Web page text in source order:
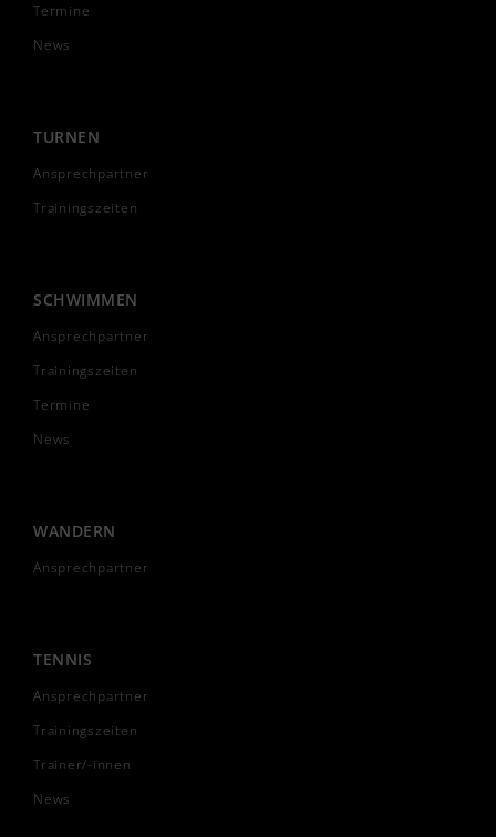
Termine
News
TURNEN
Ansprechpartner
Trainingszeiten
SCHWIMMEN
Ansprechpartner
Trainingszeiten
Termine
News
WANDERN
Ansprechpartner
TENNIS
Ansprechpartner
Trainingszeiten
Trainer/-innen
News